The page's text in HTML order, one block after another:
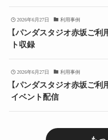
2026年6月27日 利用事例
【パンダスタジオ赤坂ご
ト収録
2026年6月27日 利用事例
【パンダスタジオ赤坂ご利
イベント配信